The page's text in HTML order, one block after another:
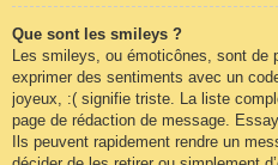
Que sont les smileys ?
Les smileys, ou émoticônes, sont
exprimer des sentiments avec un
joyeux, :( signifie triste. La liste
page de rédaction de message.
Ils peuvent rapidement rendre un